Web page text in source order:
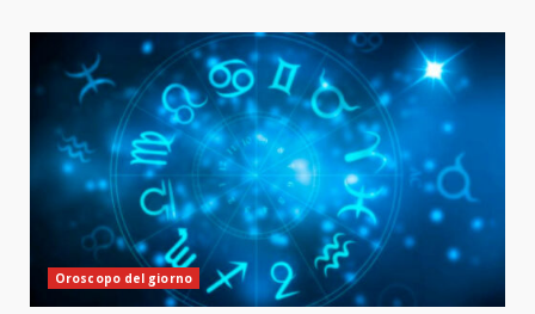
Oroscopo del giorno